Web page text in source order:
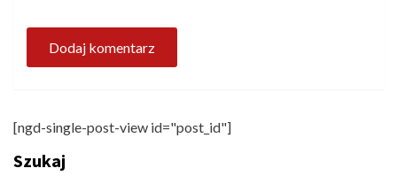
[ngd-single-post-view id="post_id"]
Szukaj